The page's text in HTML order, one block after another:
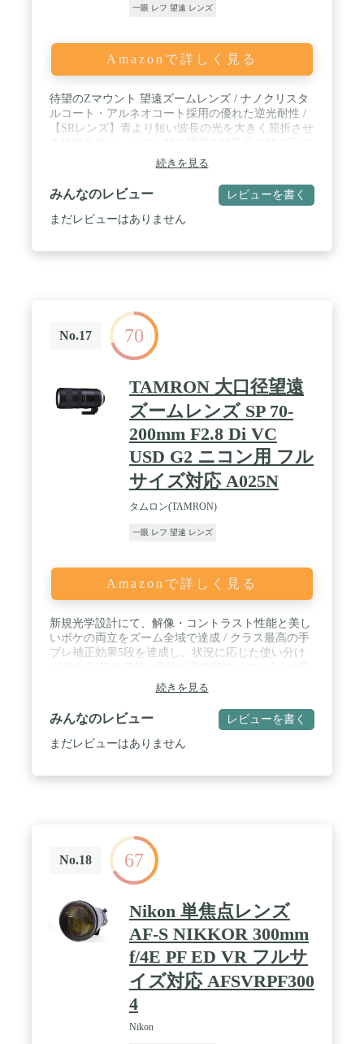
一眼 レフ 望遠 レンズ
Amazonで詳しく見る
待望のZマウント 望遠ズームレンズ / ナノクリスタ
ルコート・アルネオコート採用の優れた逆光耐性 /
【SRレンズ】青より短い波長の光を大きく屈折させ
を使用した新開発レンズを搭載 / 【蛍石（fluorite）
レンズ】焦点距離が長くなるほど難しくなる色収差
補正を効率的に行え、小型・軽量化も実現
続きを見る
みんなのレビュー レビューを書く
まだレビューはありません
No.17 70
TAMRON 大口径望遠
ズームレンズ SP 70-
200mm F2.8 Di VC
USD G2 ニコン用 フル
サイズ対応 A025N
タムロン(TAMRON)
一眼 レフ 望遠 レンズ
Amazonで詳しく見る
新規光学設計にて、解像・コントラスト性能と美し
いボケの両立をズーム全域で達成 / クラス最高の手
ブレ補正効果5段を達成し、状況に応じた使い分け
載し、爆速AFを実現 / ナノ構造膜とマルチコーティ
ングを融合したeBANDコーティングでゴースト・フ
レアを効果的に抑制。逆光時のポートレート撮影な
どでもクリアで抜けの良い描写を実現 / 厳しい撮影
条件に対応する、高い防塵防滴構造を実現 / 前玉に
続きを見る
みんなのレビュー レビューを書く
まだレビューはありません
No.18 67
Nikon 単焦点レンズ
AF-S NIKKOR 300mm
f/4E PF ED VR フルサ
イズ対応 AFSVRPF300
4
Nikon